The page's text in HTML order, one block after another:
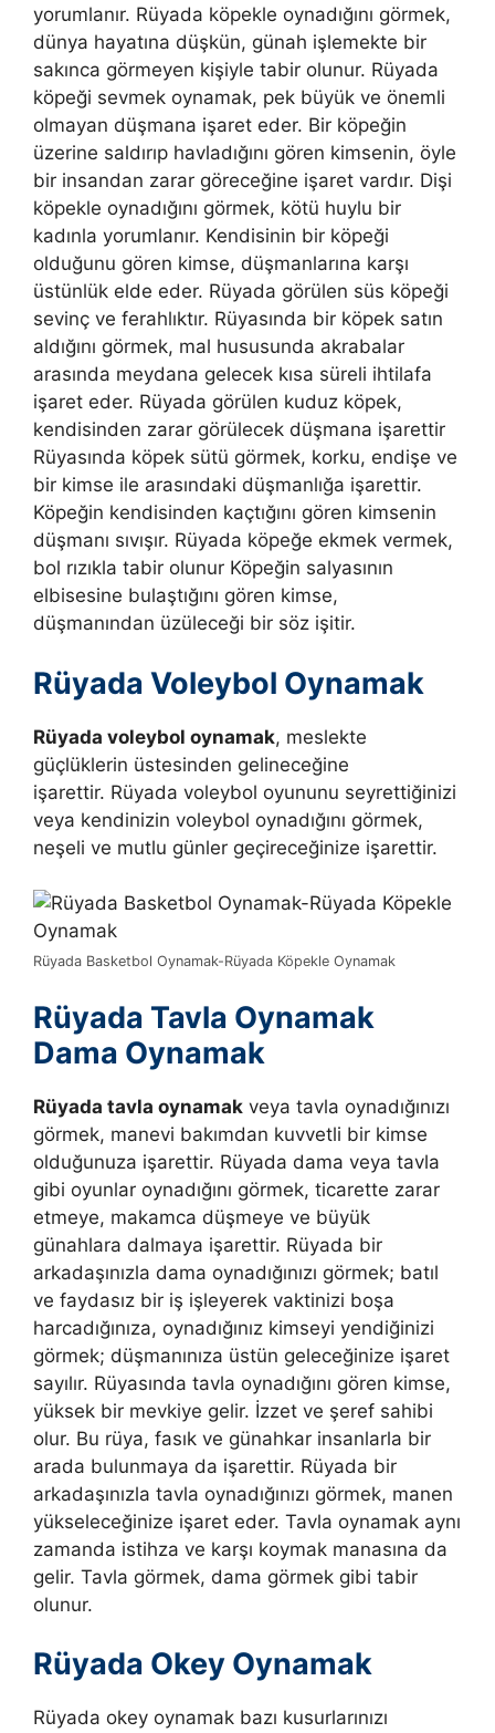
yorumlanır. Rüyada köpekle oynadığını görmek,
dünya hayatına düşkün, günah işlemekte bir
sakınca görmeyen kişiyle tabir olunur. Rüyada
köpeği sevmek oynamak, pek büyük ve önemli
olmayan düşmana işaret eder. Bir köpeğin
üzerine saldırıp havladığını gören kimsenin, öyle
bir insandan zarar göreceğine işaret vardır. Dişi
köpekle oynadığını görmek, kötü huylu bir
kadınla yorumlanır. Kendisinin bir köpeği
olduğunu gören kimse, düşmanlarına karşı
üstünlük elde eder. Rüyada görülen süs köpeği
sevinç ve ferahlıktır. Rüyasında bir köpek satın
aldığını görmek, mal hususunda akrabalar
arasında meydana gelecek kısa süreli ihtilafa
işaret eder. Rüyada görülen kuduz köpek,
kendisinden zarar görülecek düşmana işarettir
Rüyasında köpek sütü görmek, korku, endişe ve
bir kimse ile arasındaki düşmanlığa işarettir.
Köpeğin kendisinden kaçtığını gören kimsenin
düşmanı sıvışır. Rüyada köpeğe ekmek vermek,
bol rızıkla tabir olunur Köpeğin salyasının
elbisesine bulaştığını gören kimse,
düşmanından üzüleceği bir söz işitir.
Rüyada Voleybol Oynamak
Rüyada voleybol oynamak, meslekte
güçlüklerin üstesinden gelineceğine
işarettir. Rüyada voleybol oyununu seyrettiğinizi
veya kendinizin voleybol oynadığını görmek,
neşeli ve mutlu günler geçireceğinize işarettir.
Rüyada Basketbol Oynamak-Rüyada Köpekle Oynamak
Rüyada Tavla Oynamak
Dama Oynamak
Rüyada tavla oynamak veya tavla oynadığınızı
görmek, manevi bakımdan kuvvetli bir kimse
olduğunuza işarettir. Rüyada dama veya tavla
gibi oyunlar oynadığını görmek, ticarette zarar
etmeye, makamca düşmeye ve büyük
günahlara dalmaya işarettir. Rüyada bir
arkadaşınızla dama oynadığınızı görmek; batıl
ve faydasız bir iş işleyerek vaktinizi boşa
harcadığınıza, oynadığınız kimseyi yendiğinizi
görmek; düşmanınıza üstün geleceğinize işaret
sayılır. Rüyasında tavla oynadığını gören kimse,
yüksek bir mevkiye gelir. İzzet ve şeref sahibi
olur. Bu rüya, fasık ve günahkar insanlarla bir
arada bulunmaya da işarettir. Rüyada bir
arkadaşınızla tavla oynadığınızı görmek, manen
yükseleceğinize işaret eder. Tavla oynamak aynı
zamanda istihza ve karşı koymak manasına da
gelir. Tavla görmek, dama görmek gibi tabir
olunur.
Rüyada Okey Oynamak
Rüyada okey oynamak bazı kusurlarınızı